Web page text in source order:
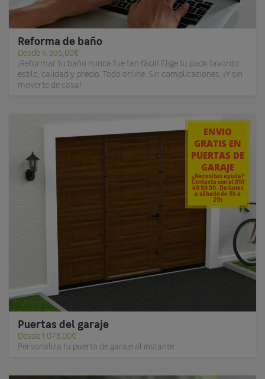
Reforma de baño
Desde 4.595,00€
¡Reformar tu baño nunca fue tan fácil! Elige tu pack favorito:
estilo, calidad y precio. Todo online. Sin complicaciones. ¡Y sin
moverte de casa!
Puertas del garaje
Desde 1.073,00€
Personaliza tu puerta de garaje al instante.
ENVIO
GRATIS EN
PUERTAS DE
GARAJE
¿Necesitas ayuda?
Contacta con el 910
49 99 99 . De lunes
a sábado de 8h a
21h